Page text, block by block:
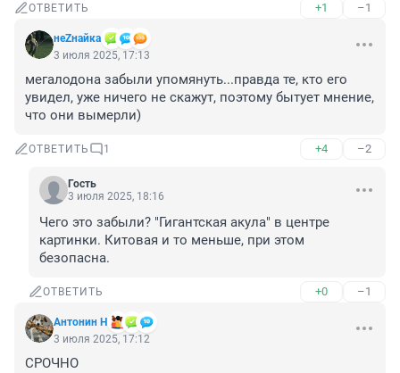
ОТВЕТИТЬ +1 –1
неZнайка
3 июля 2025, 17:13
мегалодона забыли упомянуть...правда те, кто его
увидел, уже ничего не скажут, поэтому бытует мнение,
что они вымерли)
ОТВЕТИТЬ 1 +4 –2
Гость
3 июля 2025, 18:16
Чего это забыли? "Гигантская акула" в центре
картинки. Китовая и то меньше, при этом
безопасна.
ОТВЕТИТЬ +0 –1
Антонин Н
3 июля 2025, 17:12
СРОЧНО